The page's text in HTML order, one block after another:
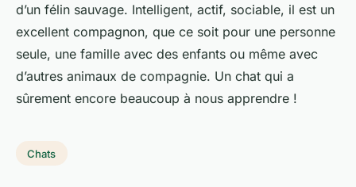
d’un félin sauvage. Intelligent, actif, sociable, il est un
excellent compagnon, que ce soit pour une personne
seule, une famille avec des enfants ou même avec
d’autres animaux de compagnie. Un chat qui a
sûrement encore beaucoup à nous apprendre !
Chats